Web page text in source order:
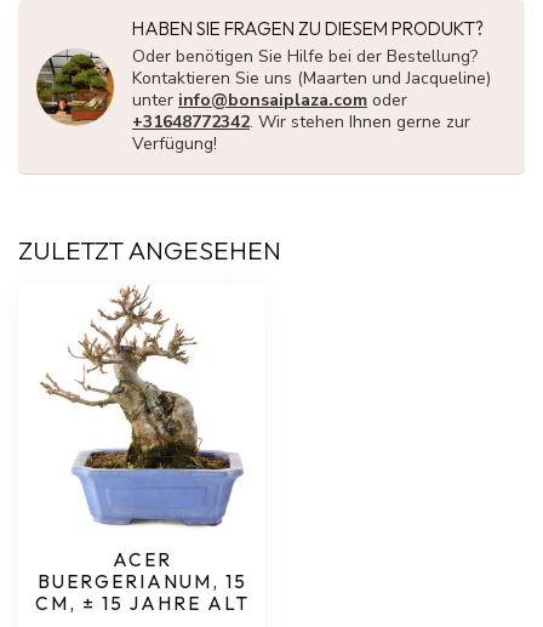
HABEN SIE FRAGEN ZU DIESEM PRODUKT?
Oder benötigen Sie Hilfe bei der Bestellung?
Kontaktieren Sie uns (Maarten und Jacqueline)
unter info@bonsaiplaza.com oder
+31648772342. Wir stehen Ihnen gerne zur
Verfügung!
ZULETZT ANGESEHEN
ACER
BUERGERIANUM, 15
CM, ± 15 JAHRE ALT